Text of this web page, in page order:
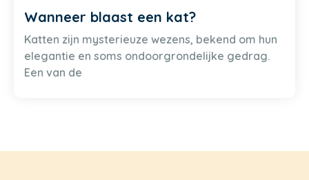
Wanneer blaast een kat?
Katten zijn mysterieuze wezens, bekend om hun
elegantie en soms ondoorgrondelijke gedrag.
Een van de